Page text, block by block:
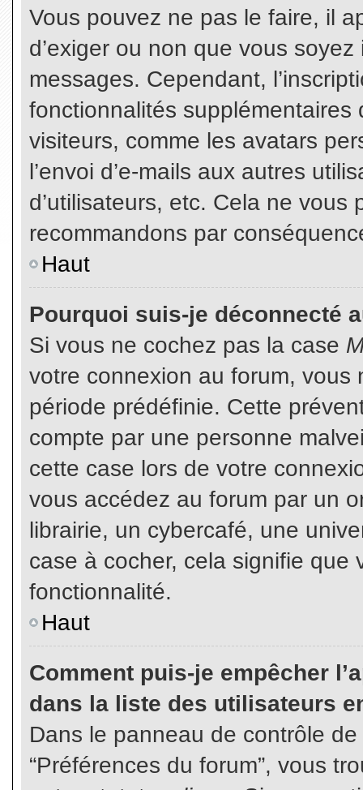
Vous pouvez ne pas le faire, il
d’exiger ou non que vous
messages. Cependant,
fonctionnalités
visiteurs, comme les avatars
l’envoi d’e-mails aux autres
d’utilisateurs, etc. Cela ne vous
recommandons par
Haut
Pourquoi suis-je déconnecté
Si vous ne cochez pas la case
votre connexion au forum,
période prédéfinie. Cette
compte par une personne
cette case lors de votre
vous accédez au forum par un
librairie, un cybercafé, une
case à cocher, cela signifie que
fonctionnalité.
Haut
Comment puis-je empêcher
dans la liste des utilisateurs
Dans le panneau de contrôle
“Préférences du forum”, vous